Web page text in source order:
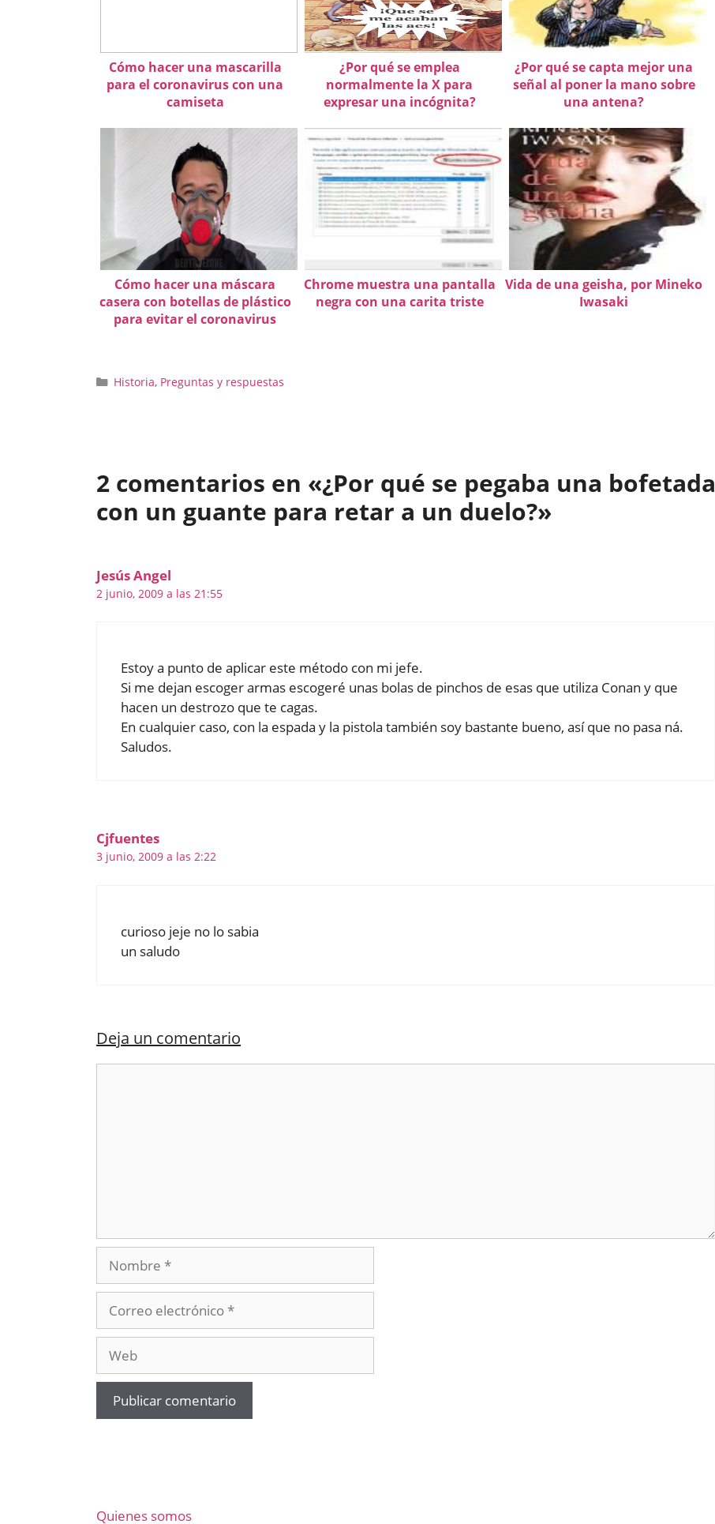
Cómo hacer una mascarilla
para el coronavirus con una
camiseta
¿Por qué se emplea
normalmente la X para
expresar una incógnita?
¿Por qué se capta mejor una
señal al poner la mano sobre
una antena?
Cómo hacer una máscara
casera con botellas de plástico
para evitar el coronavirus
Chrome muestra una pantalla
negra con una carita triste
Vida de una geisha, por Mineko
Iwasaki
Categorías
Historia, Preguntas y respuestas
2 comentarios en «¿Por qué se pegaba una bofetada
con un guante para retar a un duelo?»
Jesús Angel
2 junio, 2009 a las 21:55
Estoy a punto de aplicar este método con mi jefe.
Si me dejan escoger armas escogeré unas bolas de pinchos de esas que utiliza Conan y que
hacen un destrozo que te cagas.
En cualquier caso, con la espada y la pistola también soy bastante bueno, así que no pasa ná.
Saludos.
Cjfuentes
3 junio, 2009 a las 2:22
curioso jeje no lo sabia
un saludo
Deja un comentario
Nombre
electrónico
Quienes somos